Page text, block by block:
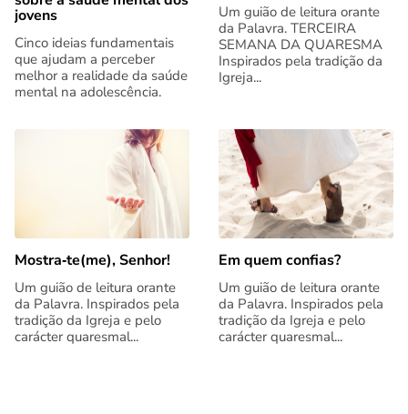
jovens
Cinco ideias fundamentais
que ajudam a perceber
melhor a realidade da saúde
mental na adolescência.
Um guião de leitura orante
da Palavra. TERCEIRA
SEMANA DA QUARESMA
Inspirados pela tradição da
Igreja...
Mostra‑te(me), Senhor!
Um guião de leitura orante
da Palavra. Inspirados pela
tradição da Igreja e pelo
carácter quaresmal...
Em quem confias?
Um guião de leitura orante
da Palavra. Inspirados pela
tradição da Igreja e pelo
carácter quaresmal...